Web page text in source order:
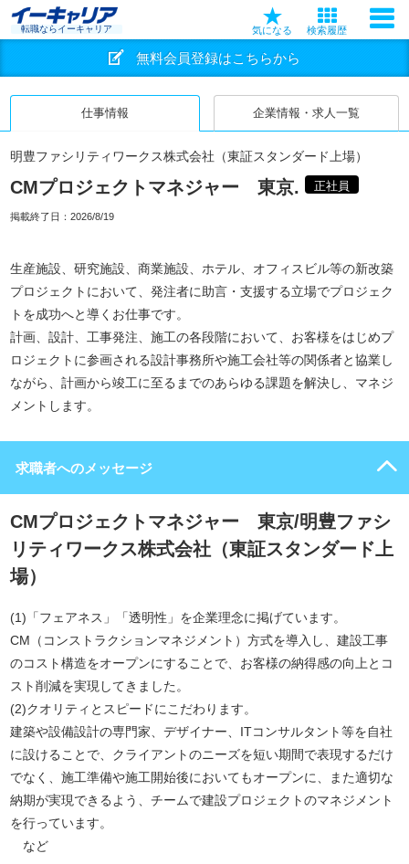
転職ならイーキャリア 気になる 検索履歴
無料会員登録はこちらから
仕事情報 企業情報・求人一覧
明豊ファシリティワークス株式会社（東証スタンダード上場）
CMプロジェクトマネジャー 東京. 正社員
掲載終了日： 2026/8/19
生産施設、研究施設、商業施設、ホテル、オフィスビル等の新改築
プロジェクトにおいて、発注者に助言・支援する立場でプロジェク
トを成功へと導くお仕事です。
計画、設計、工事発注、施工の各段階において、お客様をはじめプ
ロジェクトに参画される設計事務所や施工会社等の関係者と協業し
ながら、計画から竣工に至るまでのあらゆる課題を解決し、マネジ
メントします。
求職者へのメッセージ
CMプロジェクトマネジャー 東京/明豊ファシ
リティワークス株式会社（東証スタンダード上
場）
(1)「フェアネス」「透明性」を企業理念に掲げています。
CM（コンストラクションマネジメント）方式を導入し、建設工事
のコスト構造をオープンにすることで、お客様の納得感の向上とコ
スト削減を実現してきました。
(2)クオリティとスピードにこだわります。
建築や設備設計の専門家、デザイナー、ITコンサルタント等を自社
に設けることで、クライアントのニーズを短い期間で表現するだけ
でなく、施工準備や施工開始後においてもオープンに、また適切な
納期が実現できるよう、チームで建設プロジェクトのマネジメント
を行っています。
など